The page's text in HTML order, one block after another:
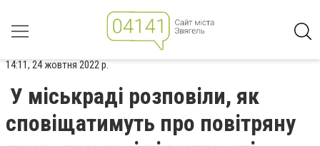
14:11, 24 жовтня 2022 р.
У міськраді розповіли, як
сповіщатимуть про повітряну